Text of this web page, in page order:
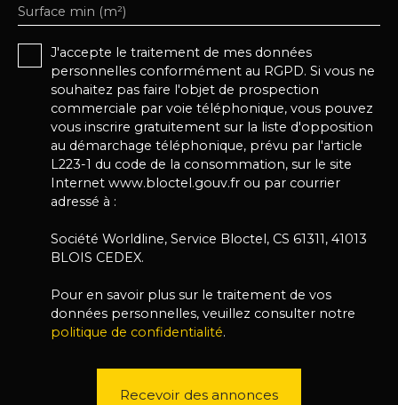
Surface min (m²)
J'accepte le traitement de mes données
personnelles conformément au RGPD. Si vous ne
souhaitez pas faire l'objet de prospection
commerciale par voie téléphonique, vous pouvez
vous inscrire gratuitement sur la liste d'opposition
au démarchage téléphonique, prévu par l'article
L223-1 du code de la consommation, sur le site
Internet www.bloctel.gouv.fr ou par courrier
adressé à :
Société Worldline, Service Bloctel, CS 61311, 41013
BLOIS CEDEX.
Pour en savoir plus sur le traitement de vos
données personnelles, veuillez consulter notre
politique de confidentialité.
Recevoir des annonces